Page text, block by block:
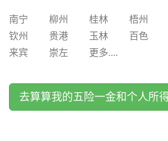
南宁 柳州 桂林 梧州
钦州
贵港 玉林 百色
来宾
崇左 更多....
去算算我的五险一金和个人所